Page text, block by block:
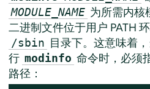
MODULE_NAME 为所需内核
二进制文件位于用户 PATH
/sbin 目录下。这意味着
行 modinfo 命令时，必须
路径：